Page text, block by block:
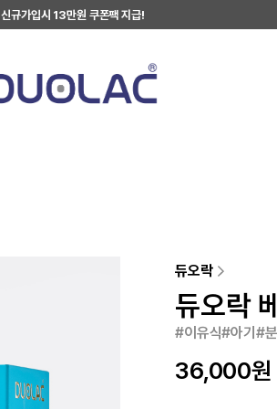
신규가입시 13만원 쿠폰팩 지급!
듀오락
듀오락
#이유식#아기#
36,000원